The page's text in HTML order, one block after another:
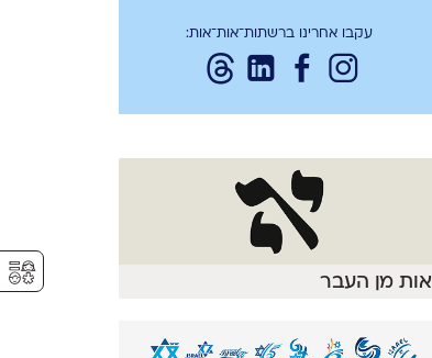
עקבו אחרינו ברשתות־אות־אות:
אות מן העבר ⚥︎